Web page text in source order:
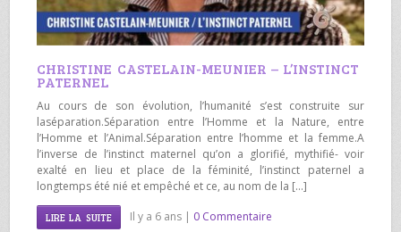
CHRISTINE CASTELAIN-MEUNIER – L’INSTINCT
PATERNEL
Au cours de son évolution, l’humanité s’est construite sur
laséparation.Séparation entre l’Homme et la Nature, entre
l’Homme et l’Animal.Séparation entre l’homme et la femme.A
l’inverse de l’instinct maternel qu’on a glorifié, mythifié- voir
exalté en lieu et place de la féminité, l’instinct paternel a
longtemps été nié et empêché et ce, au nom de la […]
LIRE LA SUITE Il y a 6 ans | 0 Commentaire